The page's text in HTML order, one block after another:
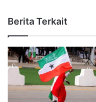
Berita Terkait